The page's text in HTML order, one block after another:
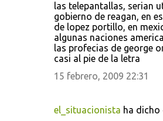
las telepantallas, serian
gobierno de reagan, en
de lopez portillo, en
algunas naciones
las profecias de george
casi al pie de la letra
15 febrero, 2009 22:31
el_situacionista ha